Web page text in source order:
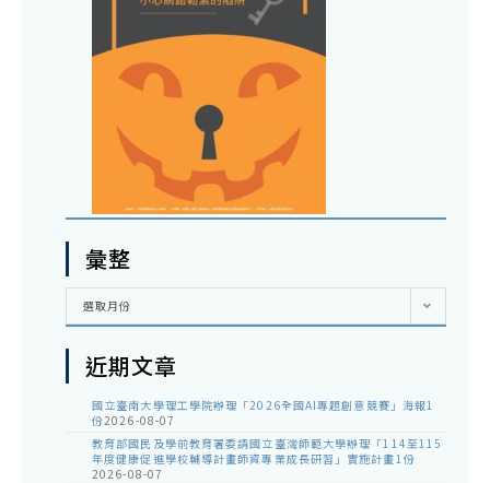
彙整
彙
選取月份
近期文章
國立臺南大學理工學院辦理「2026全國AI專題創意競賽」海報1
份2026-08-07
教育部國民及學前教育署委請國立臺灣師範大學辦理「114至115
年度健康促進學校輔導計畫師資專業成長研習」實施計畫1份
2026-08-07